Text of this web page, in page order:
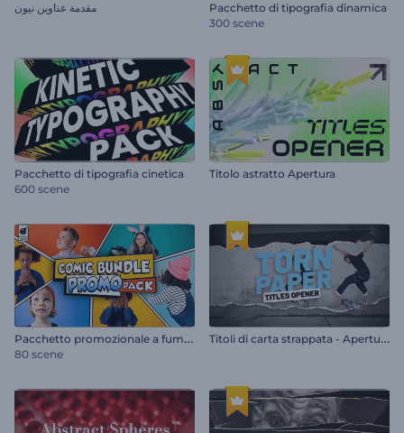
مقدمة عناوين نيون
Pacchetto di tipografia dinamica
300 scene
Pacchetto di tipografia cinetica
600 scene
Titolo astratto Apertura
P
acchetto promozionale a fumetti
80 scene
T
itoli di carta strappata - Apertura